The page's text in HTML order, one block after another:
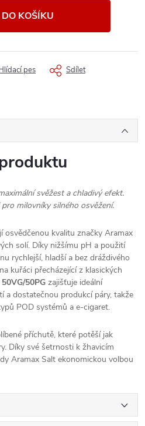
KOŠÍKU
pes Sdílet
svěžest a chladivý efekt.
milovníky silného osvěžení.
osvědčenou kvalitu značky Aramax
solí. Díky nižšímu pH a použití
rychlejší, hladší a bez dráždivého
kuřáci přecházející z klasických
50VG/50PG zajišťuje ideální
a dostatečnou produkcí páry, takže
POD systémů a e-cigaret.
příchutě, které potěší jak
Díky své šetrnosti k žhavicím
Aramax Salt ekonomickou volbou